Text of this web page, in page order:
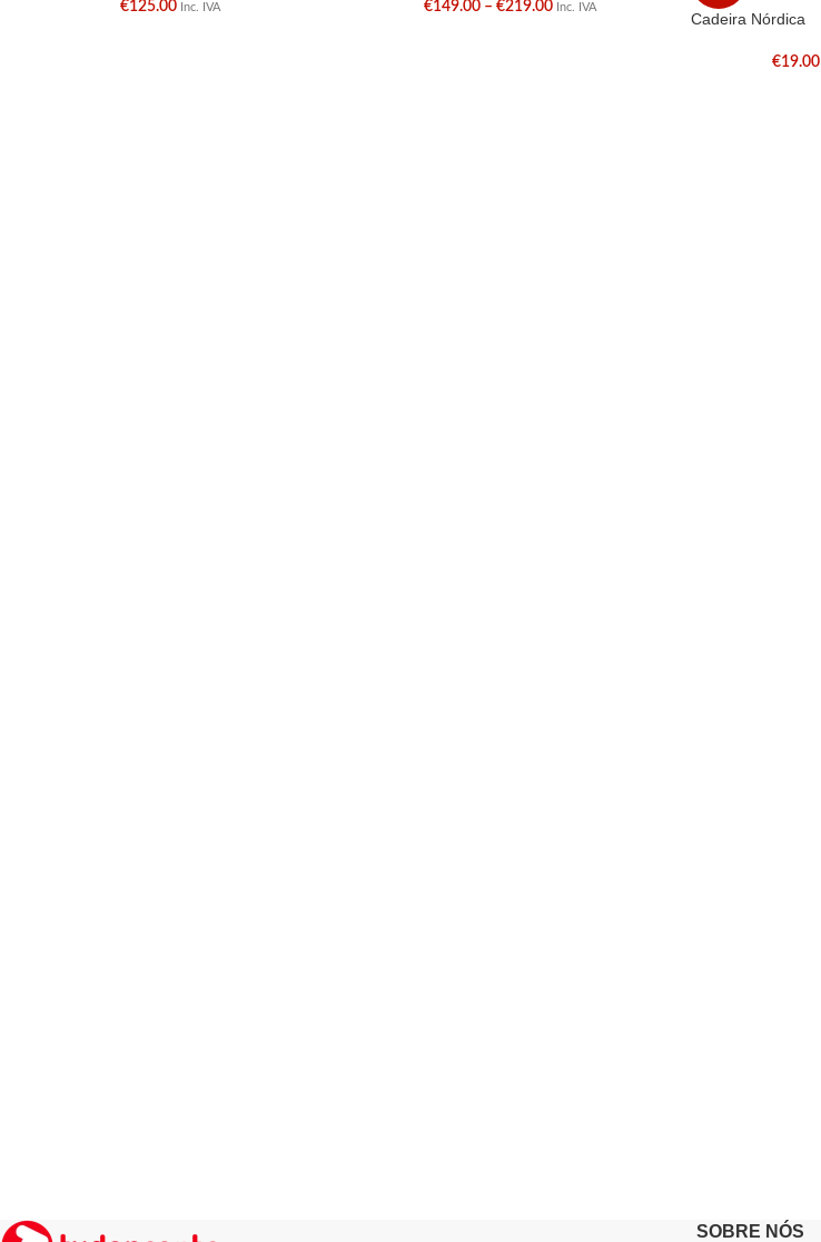
€125.00 Inc. IVA €149.00 – €219.00 Inc. IVA
Cadeira Nórdica
€19.00
SOBRE NÓS